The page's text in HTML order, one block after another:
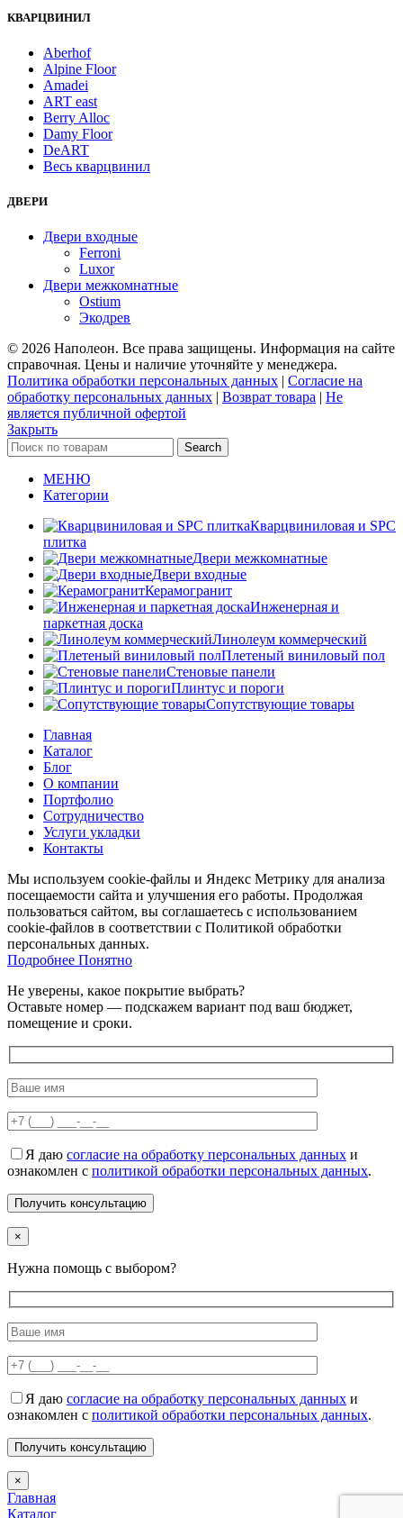
КВАРЦВИНИЛ
Aberhof
Alpine Floor
Amadei
ART east
Berry Alloc
Damy Floor
DeART
Весь кварцвинил
ДВЕРИ
Двери входные
Ferroni
Luxor
Двери межкомнатные
Ostium
Экодрев
© 2026 Наполеон. Все права защищены. Информация на сайте
справочная. Цены и наличие уточняйте у менеджера.
Политика обработки персональных данных | Согласие на
обработку персональных данных | Возврат товара | Не
является публичной офертой
Закрыть
Search
МЕНЮ
Категории
Кварцвиниловая и SPC
плитка
Двери межкомнатные
Двери входные
Керамогранит
Инженерная и
паркетная доска
Линолеум коммерческий
Плетеный виниловый пол
Стеновые панели
Плинтус и пороги
Сопутствующие товары
Главная
Каталог
Блог
О компании
Портфолио
Сотрудничество
Услуги укладки
Контакты
Мы используем cookie-файлы и Яндекс Метрику для анализа
посещаемости сайта и улучшения его работы. Продолжая
пользоваться сайтом, вы соглашаетесь с использованием
cookie-файлов в соответствии с Политикой обработки
персональных данных.
Подробнее Подробнее
Понятно
Не уверены, какое покрытие выбрать?
Оставьте номер — подскажем вариант под ваш бюджет,
помещение и сроки.
Я даю согласие на обработку персональных данных и
ознакомлен с политикой обработки персональных данных.
×
Нужна помощь с выбором?
Я даю согласие на обработку персональных данных и
ознакомлен с политикой обработки персональных данных.
×
Главная
Каталог